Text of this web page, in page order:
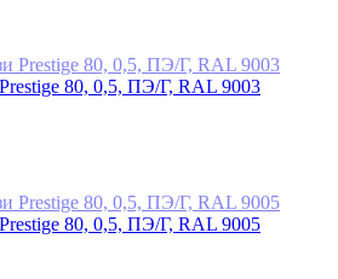
80, 0,5, ПЭ/Г, RAL 9003
80, 0,5, ПЭ/Г, RAL 9005